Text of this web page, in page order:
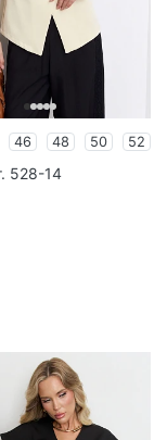
46 48 50 52
528-14